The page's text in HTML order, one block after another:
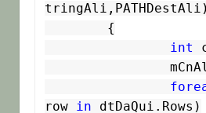
int
row in dtDaQui.Rows)